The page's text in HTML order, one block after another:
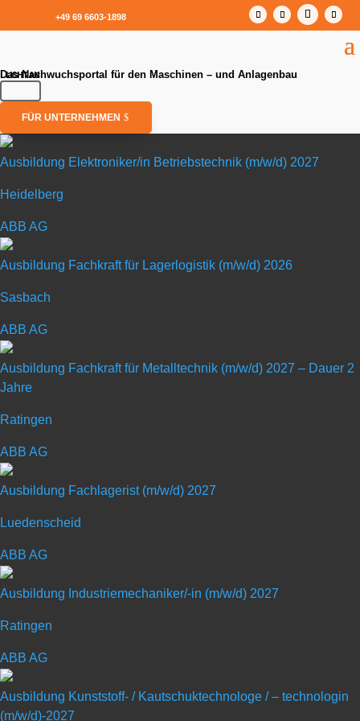
+49 69 6603-1898
Das Nachwuchsportal für den Maschinen – und Anlagenbau
FÜR UNTERNEHMEN
Ausbildung Elektroniker/in Betriebstechnik (m/w/d) 2027
Heidelberg
ABB AG
Ausbildung Fachkraft für Lagerlogistik (m/w/d) 2026
Sasbach
ABB AG
Ausbildung Fachkraft für Metalltechnik (m/w/d) 2027 – Dauer 2
Jahre
Ratingen
ABB AG
Ausbildung Fachlagerist (m/w/d) 2027
Luedenscheid
ABB AG
Ausbildung Industriemechaniker/-in (m/w/d) 2027
Ratingen
ABB AG
Ausbildung Kunststoff- / Kautschuktechnologe / – technologin
(m/w/d)-2027
in Heidelberg
Betriebstechnik (m/w/d) 2027
Art: Ausbildungsplatz